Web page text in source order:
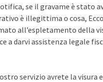
se il gravame è stato
è illegittima o cosa,
all’espletamento della
a darvi assistenza legale
servizio avrete la